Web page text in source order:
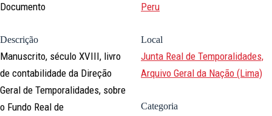
Documento
Descrição
Manuscrito, século XVIII, livro
de contabilidade da Direção
Geral de Temporalidades, sobre
o Fundo Real de
Peru
Local
Junta Real de Temporalidades,
Arquivo Geral da Nação (Lima)
Categoria